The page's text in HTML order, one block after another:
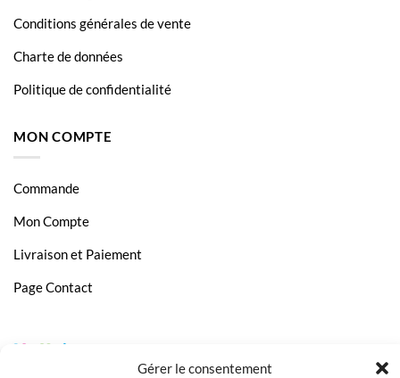
Gérer le consentement
Conditions générales de vente
Charte de données
Politique de confidentialité
MON COMPTE
Commande
Mon Compte
Livraison et Paiement
Page Contact